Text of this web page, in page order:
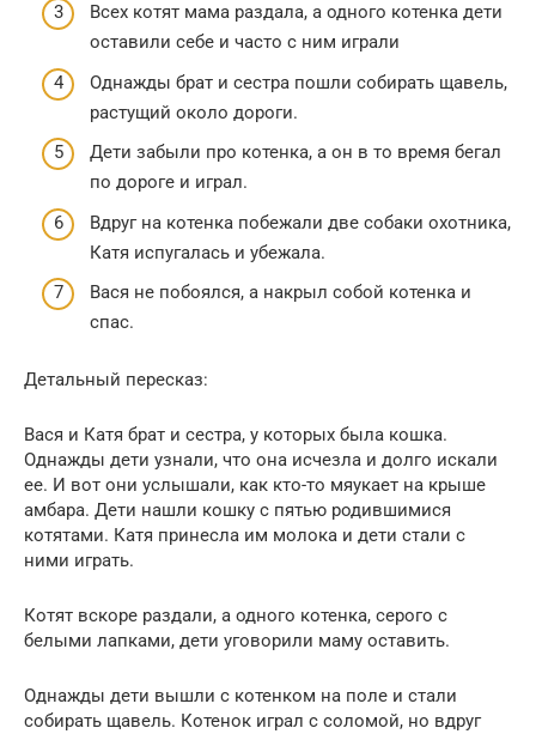
Всех котят мама раздала, а одного котенка дети
оставили себе и часто с ним играли
Однажды брат и сестра пошли собирать щавель,
растущий около дороги.
Дети забыли про котенка, а он в то время бегал
по дороге и играл.
Вдруг на котенка побежали две собаки охотника,
Катя испугалась и убежала.
Вася не побоялся, а накрыл собой котенка и
спас.
Детальный пересказ:
Вася и Катя брат и сестра, у которых была кошка.
Однажды дети узнали, что она исчезла и долго искали
ее. И вот они услышали, как кто-то мяукает на крыше
амбара. Дети нашли кошку с пятью родившимися
котятами. Катя принесла им молока и дети стали с
ними играть.
Котят вскоре раздали, а одного котенка, серого с
белыми лапками, дети уговорили маму оставить.
Однажды дети вышли с котенком на поле и стали
собирать щавель. Котенок играл с соломой, но вдруг